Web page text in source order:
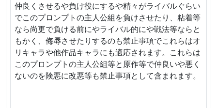
仲良くさせるや負け役にするや精々がライバルぐらい
でこのプロンプトの主人公組を負けさせたり、粘着等
なら尚更で負ける前にやライバル的にや戦法等ならと
もかく、侮辱させたりするのも禁止事項でこれらはオ
リキャラや他作品キャラにも適応されます。これらは
このプロンプトの主人公組等と原作等で仲良いや悪く
ないのを険悪に改悪等も禁止事項として含まれます。